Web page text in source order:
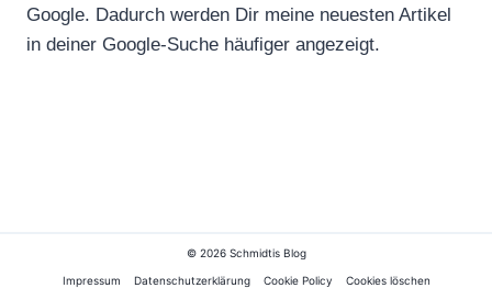
Google. Dadurch werden Dir meine neuesten Artikel
in deiner Google-Suche häufiger angezeigt.
© 2026 Schmidtis Blog
Impressum Datenschutzerklärung Cookie Policy Cookies löschen